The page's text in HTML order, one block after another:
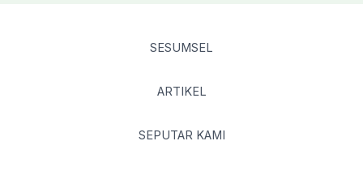
SESUMSEL
ARTIKEL
SEPUTAR KAMI